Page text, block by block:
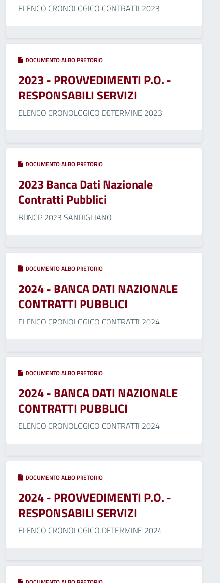
ELENCO CRONOLOGICO CONTRATTI 2023
DOCUMENTO ALBO PRETORIO
2023 - PROVVEDIMENTI P.O. -
RESPONSABILI SERVIZI
ELENCO CRONOLOGICO DETERMINE 2023
DOCUMENTO ALBO PRETORIO
2023 Banca Dati Nazionale
Contratti Pubblici
BDNCP 2023 SANDIGLIANO
DOCUMENTO ALBO PRETORIO
2024 - BANCA DATI NAZIONALE
CONTRATTI PUBBLICI
ELENCO CRONOLOGICO CONTRATTI 2024
DOCUMENTO ALBO PRETORIO
2024 - BANCA DATI NAZIONALE
CONTRATTI PUBBLICI
ELENCO CRONOLOGICO CONTRATTI 2024
DOCUMENTO ALBO PRETORIO
2024 - PROVVEDIMENTI P.O. -
RESPONSABILI SERVIZI
ELENCO CRONOLOGICO DETERMINE 2024